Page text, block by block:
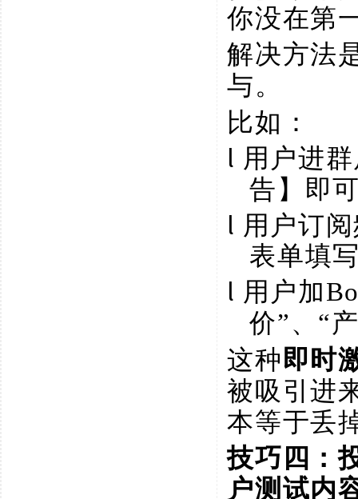
你没在第
解决方法
与。
比如：
l 用户进
告】即
l 用户订
表单填
l 用户加
价”、“
这种即时
被吸引进
本等于丢
技巧四：
户测试内